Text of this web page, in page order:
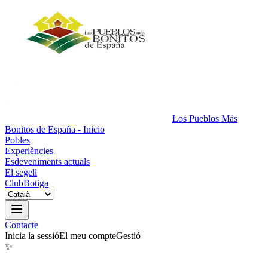
Los Pueblos Más
Bonitos de España - Inicio
Pobles
Experiències
Esdeveniments actuals
El segell
ClubBotiga
Contacte
Inicia la sessióEl meu compteGestió
✨